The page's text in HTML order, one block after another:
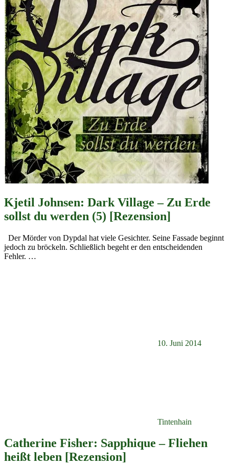
Kjetil Johnsen: Dark Village – Zu Erde
sollst du werden (5) [Rezension]
Der Mörder von Dypdal hat viele Gesichter. Seine Fassade beginnt
jedoch zu bröckeln. Schließlich begeht er den entscheidenden
Fehler. …
10. Juni 2014
Tintenhain
Catherine Fisher: Sapphique – Fliehen
heißt leben [Rezension]